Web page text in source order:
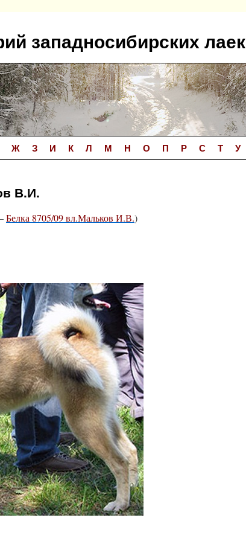
западносибирских лаек
Ж З И К Л М Н О П Р С Т У
В.И.
Белка 8705/09 вл.Мальков И.В.)